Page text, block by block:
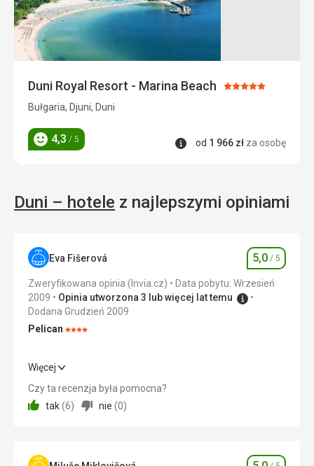
Duni Royal Resort - Marina Beach Ocena:
Bułgaria, Djuni, Duni
Ocena
4,3 / 5 Informacje
od 1 966 zł za osobę
Duni – hotele z najlepszymi opiniami
Eva Fišerová Ocena
5,0 / 5
Zweryfikowana opinia (Invia.cz)
Data pobytu: Wrzesień
2009
Opinia utworzona 3 lub więcej lat temu
Dodana Grudzień 2009
Pelican Ocena:
Wyżywienie
Cena
Więcej
Czy ta recenzja była pomocna?
tak (6) nie (0)